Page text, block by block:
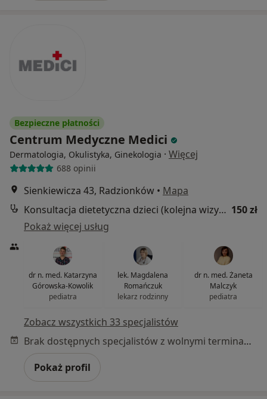
Bezpieczne płatności
Centrum Medyczne Medici
Dermatologia, Okulistyka, Ginekologia · Więcej
688 opinii
Sienkiewicza 43, Radzionków • Mapa
Konsultacja dietetyczna dzieci (kolejna wizyta) 150 zł
Pokaż więcej usług
dr n. med. Katarzyna
Górowska-Kowolik
pediatra
lek. Magdalena
Romańczuk
lekarz rodzinny
dr n. med. Żaneta
Malczyk
pediatra
Zobacz wszystkich 33 specjalistów
Brak dostępnych specjalistów z wolnymi terminami w tym centrum medycznym.
Pokaż profil